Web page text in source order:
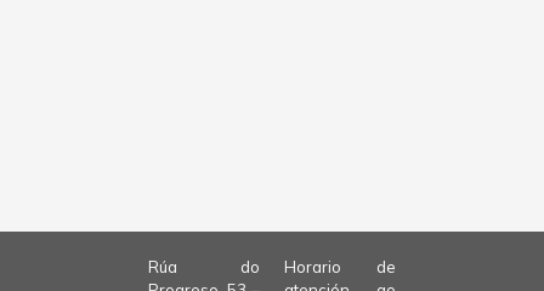
Rúa do
Horario de